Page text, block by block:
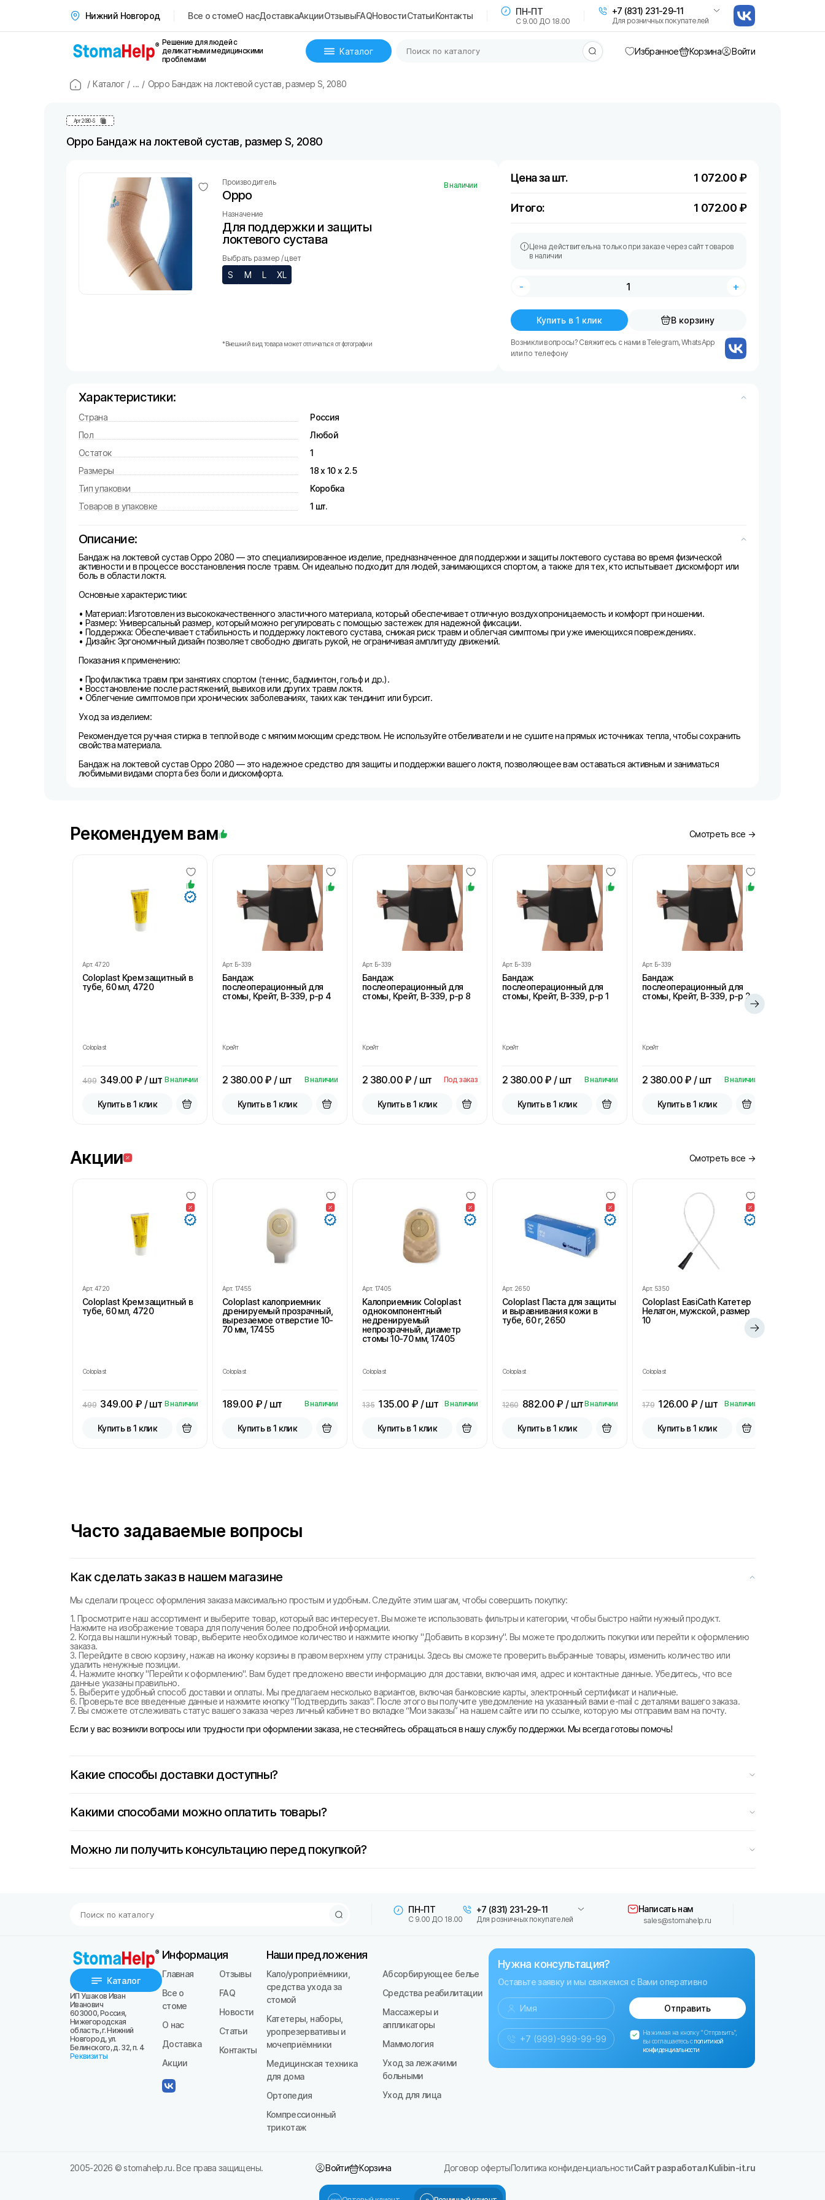
Нижний Новгород Все о стомеО насДоставкаАкцииОтзывыFAQНовостиСтатьиКонтакты ПН-ПТ
С 9.00 ДО 18.00
+7 (831) 231-29-11
Для розничных покупателей
Решение для людей с
деликатными медицинскими
проблемами
Каталог Избранное Корзина Войти
/ Каталог / ... / Oppo Бандаж на локтевой сустав, размер S, 2080
Арт2080-S
Oppo Бандаж на локтевой сустав, размер S, 2080
Производитель
Oppo
Назначение
Для поддержки и защиты
локтевого сустава
Выбрать размер / цвет
S M L XL
*Внешний вид товара может отличаться от фотографии
В наличии
Цена за шт. 1 072.00 ₽
Итого: 1 072.00 ₽
Цена действительна только при заказе через сайт товаров
в наличии
- +
Купить в 1 клик В корзину
Возникли вопросы? Свяжитесь с нами в Telegram, WhatsApp
или по телефону
Характеристики:
Страна
Россия
Пол
Любой
Остаток
1
Размеры
18 х 10 х 2.5
Тип упаковки
Коробка
Товаров в упаковке
1 шт.
Описание:
Бандаж на локтевой сустав Oppo 2080 — это специализированное изделие, предназначенное для поддержки и защиты локтевого сустава во время физической
активности и в процессе восстановления после травм. Он идеально подходит для людей, занимающихся спортом, а также для тех, кто испытывает дискомфорт или
боль в области локтя.
Основные характеристики:
• Материал: Изготовлен из высококачественного эластичного материала, который обеспечивает отличную воздухопроницаемость и комфорт при ношении.
• Размер: Универсальный размер, который можно регулировать с помощью застежек для надежной фиксации.
• Поддержка: Обеспечивает стабильность и поддержку локтевого сустава, снижая риск травм и облегчая симптомы при уже имеющихся повреждениях.
• Дизайн: Эргономичный дизайн позволяет свободно двигать рукой, не ограничивая амплитуду движений.
Показания к применению:
• Профилактика травм при занятиях спортом (теннис, бадминтон, гольф и др.).
• Восстановление после растяжений, вывихов или других травм локтя.
• Облегчение симптомов при хронических заболеваниях, таких как тендинит или бурсит.
Уход за изделием:
Рекомендуется ручная стирка в теплой воде с мягким моющим средством. Не используйте отбеливатели и не сушите на прямых источниках тепла, чтобы сохранить
свойства материала.
Бандаж на локтевой сустав Oppo 2080 — это надежное средство для защиты и поддержки вашего локтя, позволяющее вам оставаться активным и заниматься
любимыми видами спорта без боли и дискомфорта.
Рекомендуем вам Смотреть все →
Арт. 4720
Coloplast Крем защитный в
тубе, 60 мл, 4720
Coloplast
499 349.00 ₽ / шт В наличии
Купить в 1 клик
Арт. Б-339
Бандаж
послеоперационный для
стомы, Крейт, В-339, р-р 4
Крейт
2 380.00₽ / шт В наличии
Купить в 1 клик
Арт. Б-339
Бандаж
послеоперационный для
стомы, Крейт, В-339, р-р 8
Крейт
2 380.00₽ / шт Под заказ
Купить в 1 клик
Арт. Б-339
Бандаж
послеоперационный для
стомы, Крейт, В-339, р-р 1
Крейт
2 380.00₽ / шт В наличии
Купить в 1 клик
Арт. Б-339
Бандаж
послеоперационный для
стомы, Крейт, В-339, р-р 2
Крейт
2 380.00₽ / шт В наличии
Купить в 1 клик
Акции Смотреть все →
Арт. 4720
Coloplast Крем защитный в
тубе, 60 мл, 4720
Coloplast
499 349.00 ₽ / шт В наличии
Купить в 1 клик
Арт. 17455
Coloplast калоприемник
дренируемый прозрачный,
вырезаемое отверстие 10-
70 мм, 17455
Coloplast
189.00 ₽ / шт В наличии
Купить в 1 клик
Арт. 17405
Калоприемник Coloplast
однокомпонентный
недренируемый
непрозрачный, диаметр
стомы 10-70 мм, 17405
Coloplast
135 135.00 ₽ / шт В наличии
Купить в 1 клик
Арт. 2650
Coloplast Паста для защиты
и выравнивания кожи в
тубе, 60 г, 2650
Coloplast
1260 882.00₽ / штВ наличии
Купить в 1 клик
Арт. 5350
Coloplast EasiCath Катетер
Нелатон, мужской, размер
10
Coloplast
179 126.00 ₽ / шт В наличии
Купить в 1 клик
Часто задаваемые вопросы
Как сделать заказ в нашем магазине
Мы сделали процесс оформления заказа максимально простым и удобным. Следуйте этим шагам, чтобы совершить покупку:
1. Просмотрите наш ассортимент и выберите товар, который вас интересует. Вы можете использовать фильтры и категории, чтобы быстро найти нужный продукт.
Нажмите на изображение товара для получения более подробной информации.
2. Когда вы нашли нужный товар, выберите необходимое количество и нажмите кнопку "Добавить в корзину". Вы можете продолжить покупки или перейти к оформлению
заказа.
3. Перейдите в свою корзину, нажав на иконку корзины в правом верхнем углу страницы. Здесь вы сможете проверить выбранные товары, изменить количество или
удалить ненужные позиции.
4. Нажмите кнопку "Перейти к оформлению". Вам будет предложено ввести информацию для доставки, включая имя, адрес и контактные данные. Убедитесь, что все
данные указаны правильно.
5. Выберите удобный способ доставки и оплаты. Мы предлагаем несколько вариантов, включая банковские карты, электронный сертификат и наличные.
6. Проверьте все введенные данные и нажмите кнопку "Подтвердить заказ". После этого вы получите уведомление на указанный вами e-mail с деталями вашего заказа.
7. Вы сможете отслеживать статус вашего заказа через личный кабинет во вкладке “Мои заказы” на нашем сайте или по ссылке, которую мы отправим вам на почту.
Если у вас возникли вопросы или трудности при оформлении заказа, не стесняйтесь обращаться в нашу службу поддержки. Мы всегда готовы помочь!
Какие способы доставки доступны?
Какими способами можно оплатить товары?
Можно ли получить консультацию перед покупкой?
ПН-ПТ
С 9.00 ДО 18.00
+7 (831) 231-29-11
Для розничных покупателей
Написать нам
sales@stomahelp.ru
Каталог
ИП Ушаков Иван
Иванович
603000, Россия,
Нижегородская
область, г. Нижний
Новгород, ул.
Белинского, д. 32, п. 4
Реквизиты
Информация
Главная
Все о
стоме
О нас
Доставка
Акции
Отзывы
FAQ
Новости
Статьи
Контакты
Наши предложения
Кало/уроприёмники,
средства ухода за
стомой
Катетеры, наборы,
уропрезервативы и
мочеприёмники
Медицинская техника
для дома
Ортопедия
Компрессионный
трикотаж
Абсорбирующее белье
Средства реабилитации
Массажеры и
аппликаторы
Маммология
Уход за лежачими
больными
Уход для лица
Нужна консультация?
Оставьте заявку и мы свяжемся с Вами оперативно
Отправить
Нажимая на кнопку "Отправить",
вы соглашаетесь сполитикой
конфиденциальности
2005-2026 © stomahelp.ru. Все права защищены. Войти Корзина Договор офертыПолитика конфиденциальностиСайт разработал Kulibin-it.ru